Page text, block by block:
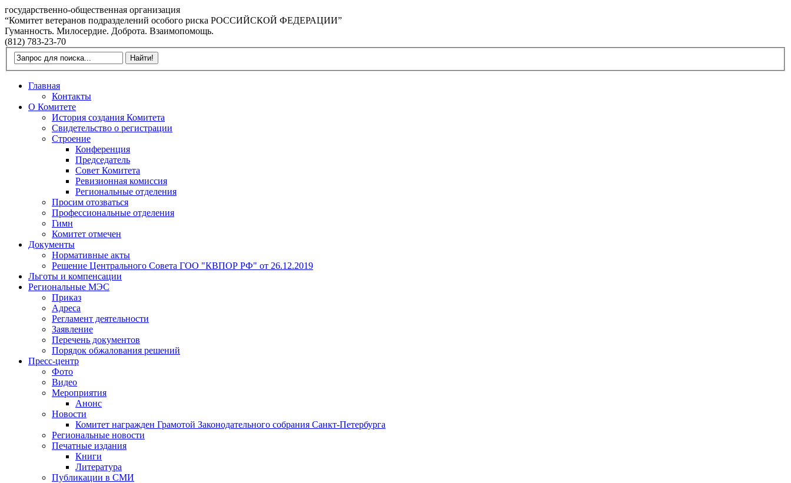
государственно-общественная организация
“Комитет ветеранов подразделений особого риска РОССИЙСКОЙ ФЕДЕРАЦИИ”
Гуманность. Милосердие. Доброта. Взаимопомощь.
(812) 783-23-70
Главная
Контакты
О Комитете
История создания Комитета
Свидетельство о регистрации
Строение
Конференция
Председатель
Совет Комитета
Ревизионная комиссия
Региональные отделения
Просим отозваться
Профессиональные отделения
Гимн
Комитет отмечен
Документы
Нормативные акты
Решение Центрального Совета ГОО "КВПОР РФ" от 26.12.2019
Льготы и компенсации
Региональные МЭС
Приказ
Адреса
Регламент деятельности
Заявление
Перечень документов
Порядок обжалования решений
Пресс-центр
Фото
Видео
Мероприятия
Анонс
Новости
Комитет награжден Грамотой Законодательного собрания Санкт-Петербурга
Региональные новости
Печатные издания
Книги
Литература
Публикации в СМИ